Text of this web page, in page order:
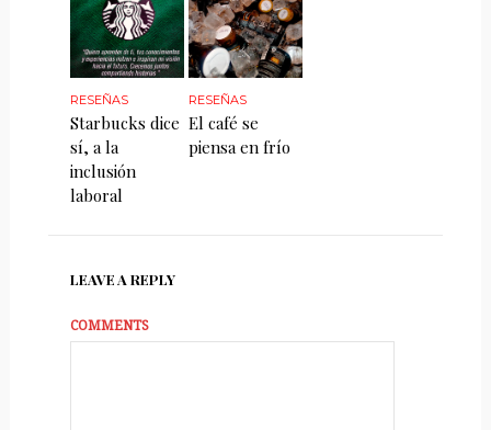
RESEÑAS
Starbucks dice
sí, a la
inclusión
laboral
RESEÑAS
El café se
piensa en frío
LEAVE A REPLY
COMMENTS